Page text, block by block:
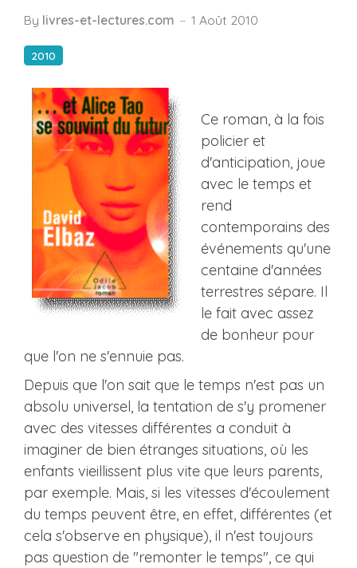
By livres-et-lectures.com 1 Août 2010
2010
Ce roman, à la fois
policier et
d'anticipation, joue
avec le temps et
rend
contemporains des
événements qu'une
centaine d'années
terrestres sépare. Il
le fait avec assez
de bonheur pour
que l'on ne s'ennuie pas.
Depuis que l'on sait que le temps n'est pas un
absolu universel, la tentation de s'y promener
avec des vitesses différentes a conduit à
imaginer de bien étranges situations, où les
enfants vieillissent plus vite que leurs parents,
par exemple. Mais, si les vitesses d'écoulement
du temps peuvent être, en effet, différentes (et
cela s'observe en physique), il n'est toujours
pas question de "remonter le temps", ce qui